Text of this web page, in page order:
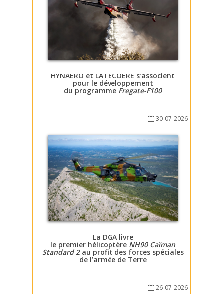
HYNAERO et LATECOERE s’associent
pour le développement
du programme Fregate-F100
30-07-2026
La DGA livre
le premier hélicoptère NH90 Caïman
Standard 2au profit des forces spéciales
de l’armée de Terre
26-07-2026